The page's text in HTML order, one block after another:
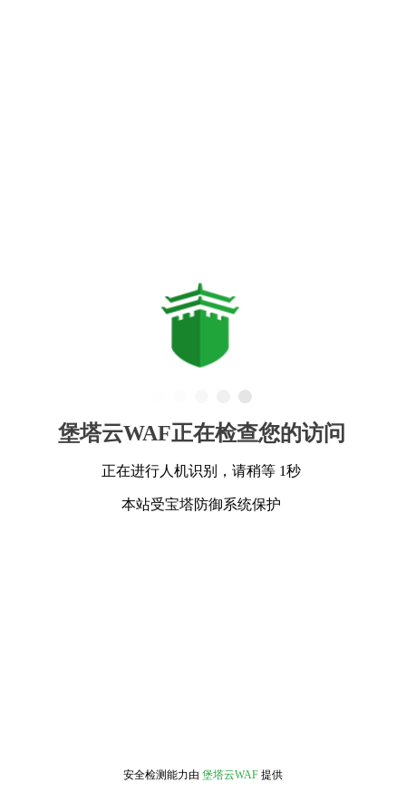
堡塔云WAF正在检查您的访问
正在进行人机识别，请稍等 1秒
本站受宝塔防御系统保护
安全检测能力由 堡塔云WAF 提供